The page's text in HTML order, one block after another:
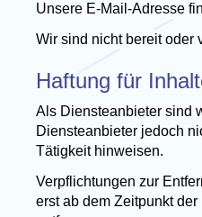
Unsere E-Mail-Adresse
Wir sind nicht bereit oder
Haftung für
Als Diensteanbieter sind
Diensteanbieter jedoch
Tätigkeit hinweisen.
Verpflichtungen zur
erst ab dem Zeitpunkt